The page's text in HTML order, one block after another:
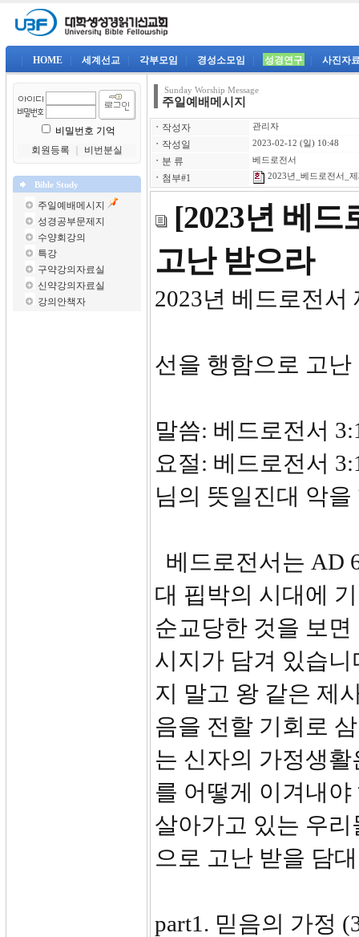
HOME 세계선교 각부모임 경성소모임 성경연구 사진자
비밀번호 기억
회원등록
비번분실
Bible Study
주일예배메시지
성경공부문제지
수양회강의
특강
구약강의자료실
신약강의자료실
강의안책자
Sunday Worship Message
주일예배메시지
ㆍ 작성자 관리자
ㆍ 작성일 2023-02-12 (일) 10:48
ㆍ 분 류 베드로전서
ㆍ 첨부#1 2023년_베드로전서_
[2023년 베드
고난 받으라
2023년 베드
선을 행함으로 고난
말씀: 베드로전서
요절: 베드로전서
님의 뜻일진대 악
베드로전서는 AD
대 핍박의 시대에
순교당한 것을 보
시지가 담겨 있습
지 말고 왕 같은 제
음을 전할 기회로
는 신자의 가정생
를 어떻게 이겨내
살아가고 있는 우
으로 고난 받을 담
part1. 믿음의 가정